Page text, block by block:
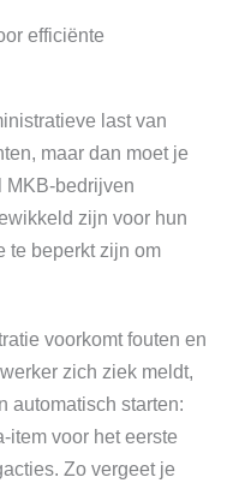
efficiënte
last van
maar dan moet je
MKB-bedrijven
zijn voor hun
te beperkt zijn om
voorkomt fouten en
zich ziek meldt,
automatisch starten:
item voor het eerste
Zo vergeet je